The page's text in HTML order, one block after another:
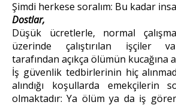
Şimdi herkese soralım: Bu kadar
Dostlar,
Düşük ücretlerle, normal
üzerinde çalıştırılan işçiler
tarafından açıkça ölümün kucağına
İş güvenlik tedbirlerinin hiç
alındığı koşullarda emekçilerin
olmaktadır: Ya ölüm ya da iş